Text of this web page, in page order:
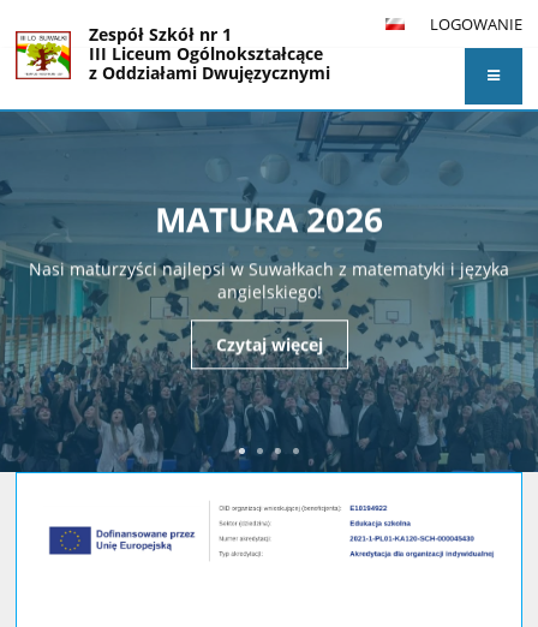
LOGOWANIE
Zespół Szkół nr 1
III Liceum Ogólnokształcące
z Oddziałami Dwujęzycznymi
Str.
MATURA 2026
Nasi maturzyści najlepsi w Suwałkach z matematyki i języka
angielskiego!
Czytaj więcej